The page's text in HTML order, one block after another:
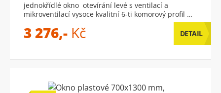
jednokřídlé okno otevírání levé s ventilací a
mikroventilací vysoce kvalitní 6-ti komorový profil …
3 276,- Kč DETAIL